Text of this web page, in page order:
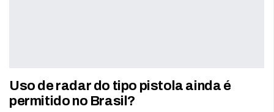
Uso de radar do tipo pistola ainda é
permitido no Brasil?